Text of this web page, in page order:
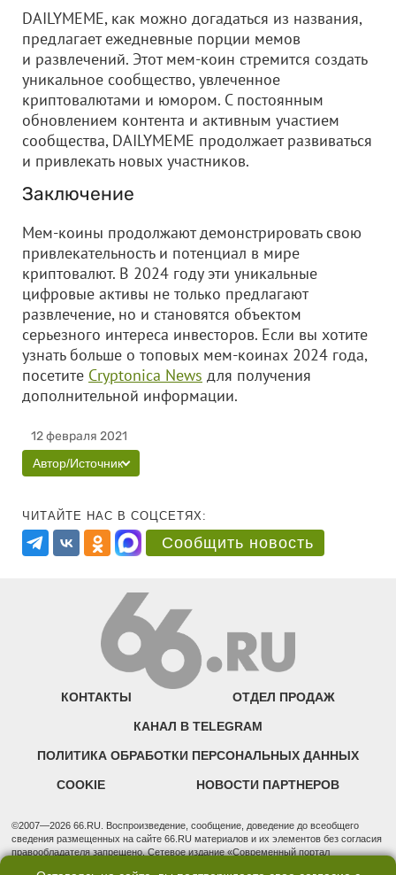
DAILYMEME, как можно догадаться из названия,
предлагает ежедневные порции мемов
и развлечений. Этот мем-коин стремится создать
уникальное сообщество, увлеченное
криптовалютами и юмором. С постоянным
обновлением контента и активным участием
сообщества, DAILYMEME продолжает развиваться
и привлекать новых участников.
Заключение
Мем-коины продолжают демонстрировать свою
привлекательность и потенциал в мире
криптовалют. В 2024 году эти уникальные
цифровые активы не только предлагают
развлечение, но и становятся объектом
серьезного интереса инвесторов. Если вы хотите
узнать больше о топовых мем-коинах 2024 года,
посетите Cryptonica News для получения
дополнительной информации.
12 февраля 2021
Автор/Источник
ЧИТАЙТЕ НАС В СОЦСЕТЯХ:
Сообщить новость
КОНТАКТЫ ОТДЕЛ ПРОДАЖ
КАНАЛ В TELEGRAM
ПОЛИТИКА ОБРАБОТКИ ПЕРСОНАЛЬНЫХ ДАННЫХ
COOKIE НОВОСТИ ПАРТНЕРОВ
©2007—2026 66.RU. Воспроизведение, сообщение, доведение до всеобщего
сведения размещенных на сайте 66.RU материалов и их элементов без согласия
правообладателя запрещено. Сетевое издание «Современный портал